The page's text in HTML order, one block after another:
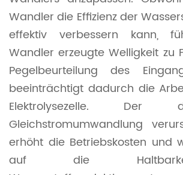
Wandler die Effizienz der
effektiv verbessern kann,
Wandler erzeugte Welligkeit zu
Pegelbeurteilung des
beeinträchtigt dadurch die
Elektrolysezelle.
Gleichstromumwandlung
erhöht die Betriebskosten und
auf die